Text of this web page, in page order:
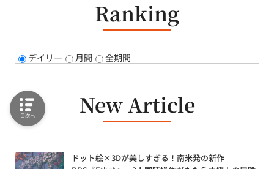
Ranking
デイリー 月間 全期間
New Article
ドット絵×3Dが美しすぎる！南米発の新作
目次へ